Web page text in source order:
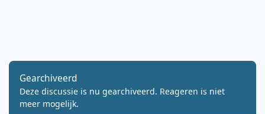
Gearchiveerd
Deze discussie is nu gearchiveerd. Reageren is niet
meer mogelijk.